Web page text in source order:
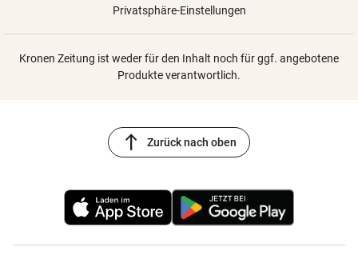
Privatsphäre-Einstellungen
Kronen Zeitung ist weder für den Inhalt noch für ggf. angebotene
Produkte verantwortlich.
north Zurück nach oben